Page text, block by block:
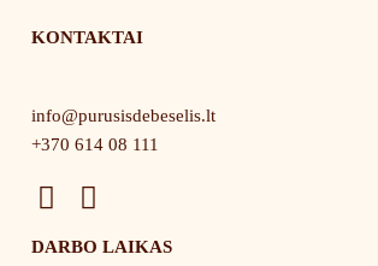
KONTAKTAI
info@purusisdebeselis.lt
+370 614 08 111
F
c
I
s
DARBO LAIKAS